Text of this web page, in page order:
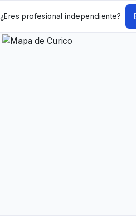
¿Eres profesional independiente?